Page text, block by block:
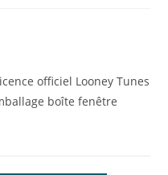
officiel Looney Tunes
boîte fenêtre